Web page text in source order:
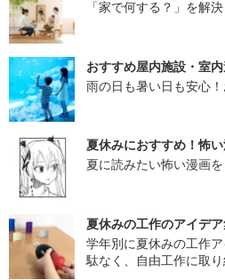
「家で何する？」を解
おすすめ屋内施設・室
雨の日も暑い日も安心
夏休みにおすすめ！怖
夏に読みたい怖い漫画
夏休みの工作のアイデ
学年別に夏休みの工作
駄なく、自由工作に取り